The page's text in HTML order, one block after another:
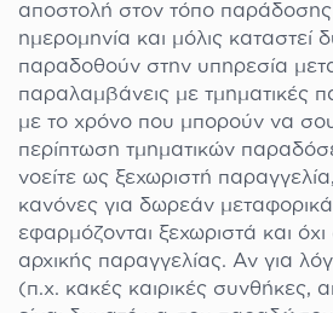
αποστολή στον τόπο
ημερομηνία και μόλις καταστεί
παραδοθούν στην υπηρεσία
παραλαμβάνεις με τμηματικές
με το χρόνο που μπορούν να
περίπτωση τμηματικών
νοείτε ως ξεχωριστή
κανόνες για δωρεάν
εφαρμόζονται ξεχωριστά και
αρχικής παραγγελίας. Αν για
(π.χ. κακές καιρικές συνθήκες,